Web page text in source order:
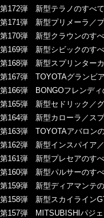
第172弾 新型テラノのすべ
第171弾 新型プリメーラ／
第170弾 新型クラウンのす
第169弾 新型シビックのす
第168弾 新型スプリンター
第167弾 TOYOTAグランビ
第166弾 BONGOフレンデ
第165弾 新型セドリック／
第164弾 新型カローラ／ス
第163弾 TOYOTAアバロン
第162弾 新型インスパイア
第161弾 新型プレセアのす
第160弾 新型パルサーのす
第159弾 新型ディアマンテ
第158弾 新型スカイライン
第157弾 MITSUBISHIパジ